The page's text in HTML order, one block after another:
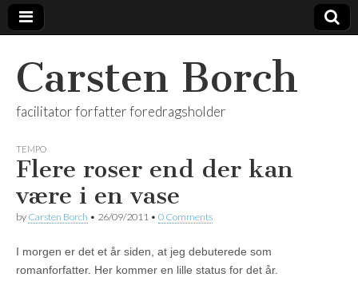
Carsten Borch
facilitator forfatter foredragsholder
TEMPO
Flere roser end der kan
være i en vase
by Carsten Borch • 26/09/2011 • 0 Comments
I morgen er det et år siden, at jeg debuterede som
romanforfatter. Her kommer en lille status for det år.